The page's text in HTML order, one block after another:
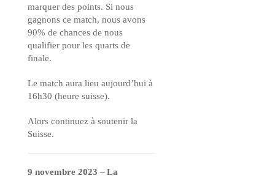
marquer des points. Si nous
gagnons ce match, nous avons
90% de chances de nous
qualifier pour les quarts de
finale.
Le match aura lieu aujourd’hui à
16h30 (heure suisse).
Alors continuez à soutenir la
Suisse.
9 novembre 2023 –La